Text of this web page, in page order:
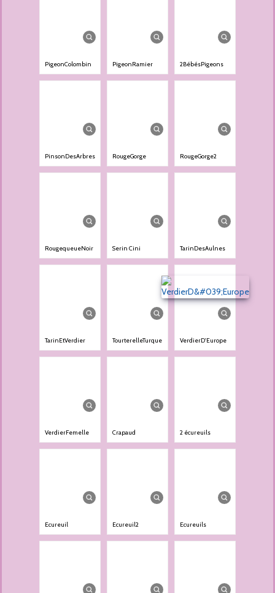
PigeonColombin PigeonRamier 2BébésPigeons
PinsonDesArbres RougeGorge RougeGorge2
RougequeueNoir Serin Cini TarinDesAulnes
TarinEtVerdier TourterelleTurque VerdierD'Europe
VerdierFemelle Crapaud 2 écureuils
Ecureuil Ecureuil2 Ecureuils